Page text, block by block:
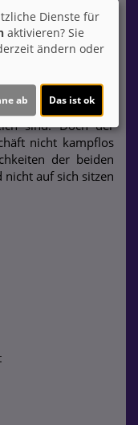
ab. Dort
Stamm von
dem korrupten
ihr eigenes
Konditionen als Mr.
sind. Doch der
nicht kampflos
der beiden
nicht auf sich sitzen
Dienste für
aktivieren? Sie
ändern oder
ab Das ist ok